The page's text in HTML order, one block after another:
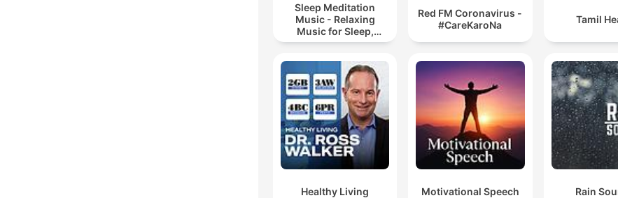
Sleep Meditation
Music - Relaxing
Music for Sleep,
Meditation &
Red FM Coronavirus -
#CareKaroNa
Tamil
Healthy Living Motivational Speech Rain